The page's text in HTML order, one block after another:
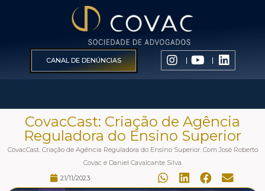
CANAL DE DENÚNCIAS
CovacCast: Criação de Agência
Reguladora do Ensino Superior
CovacCast. Criação de Agência Reguladora do Ensino Superior. Com José Roberto
Covac e Daniel Cavalcante Silva
21/11/2023